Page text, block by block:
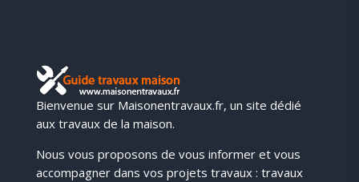
Bienvenue sur Maisonentravaux.fr, un site dédié
aux travaux de la maison.
Nous vous proposons de vous informer et vous
accompagner dans vos projets travaux : travaux